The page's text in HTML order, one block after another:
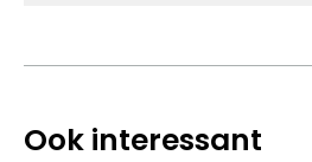
Ook interessant